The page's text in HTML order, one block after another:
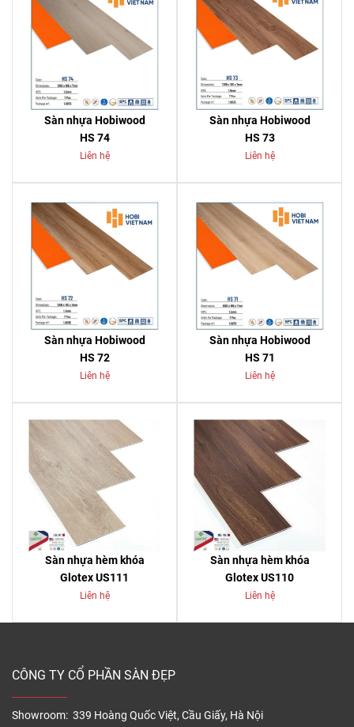
Sàn nhựa Hobiwood
HS 74
Liên hệ
Sàn nhựa Hobiwood
HS 73
Liên hệ
Sàn nhựa Hobiwood
HS 72
Liên hệ
Sàn nhựa Hobiwood
HS 71
Liên hệ
Sàn nhựa hèm khóa
Glotex US111
Liên hệ
Sàn nhựa hèm khóa
Glotex US110
Liên hệ
CÔNG TY CỔ PHẦN SÀN ĐẸP
Showroom: 339 Hoàng Quốc Việt, Cầu Giấy, Hà Nội